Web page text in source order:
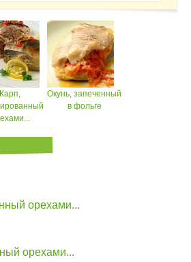
Карп,
Окунь, запеченный
в фольге
орехами...
орехами...